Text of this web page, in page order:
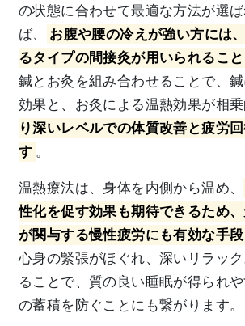
の状態に合わせて最適な方法が選ば
ば、
お腹や腰の冷えが強い方には
るタイプの間接灸が用いられるこ
鍼とお灸を組み合わせることで、
効果と、お灸による温熱効果が相乗
り深いレベルでの体質改善と疲労
す 。
温熱療法は、身体を内側から温め、
性化を促す効果も期待できるため
が関与する慢性疲労にも有効な手
心身の緊張がほぐれ、深いリラッ
ることで、質の良い睡眠が得られ
の蓄積を防ぐことにも繋がります。